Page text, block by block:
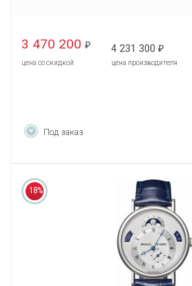
3 470 200 ₽
цена со скидкой
4 231 300 ₽
цена производителя
Под заказ
18%